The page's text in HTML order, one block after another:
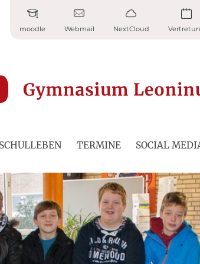
moodle Webmail NextCloud
SCHULLEBEN TERMINE SOCIAL